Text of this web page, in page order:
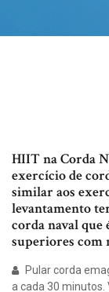
HIIT na Corda
exercício de
similar aos
levantamento
corda naval
superiores com
Pular corda
a cada 30 minutos.